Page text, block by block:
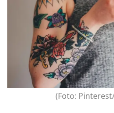
(Foto: